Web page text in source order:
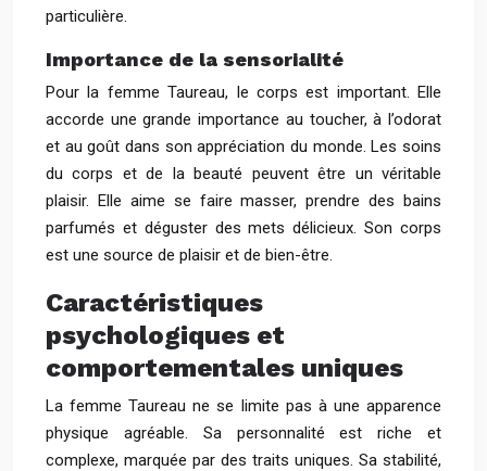
particulière.
Importance de la sensorialité
Pour la femme Taureau, le corps est important. Elle
accorde une grande importance au toucher, à l’odorat
et au goût dans son appréciation du monde. Les soins
du corps et de la beauté peuvent être un véritable
plaisir. Elle aime se faire masser, prendre des bains
parfumés et déguster des mets délicieux. Son corps
est une source de plaisir et de bien-être.
Caractéristiques
psychologiques et
comportementales uniques
La femme Taureau ne se limite pas à une apparence
physique agréable. Sa personnalité est riche et
complexe, marquée par des traits uniques. Sa stabilité,